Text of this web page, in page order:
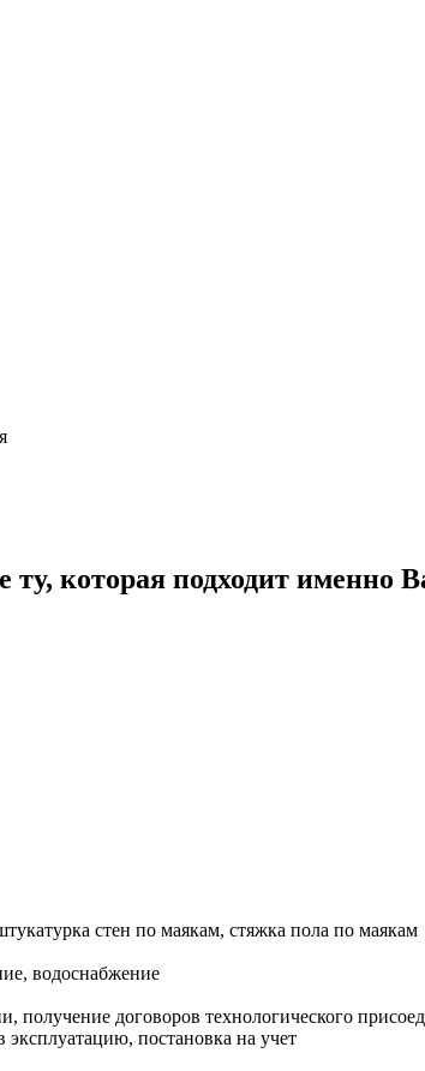
которая подходит именно
стен по маякам, стяжка пола по маякам
водоснабжение
договоров технологического
эксплуатацию, постановка на учет